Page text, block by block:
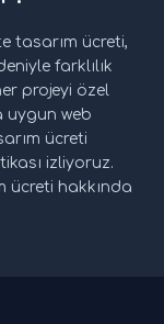
tasarım ücreti,
farklılık
projeyi özel
uygun web
ücreti
izliyoruz.
ücreti hakkında